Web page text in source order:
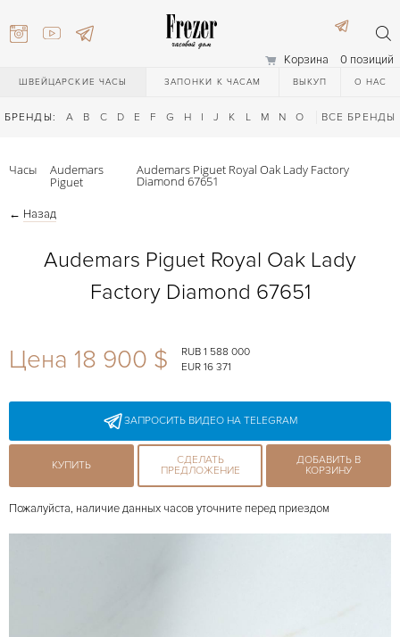
Корзина 0 позиций
ШВЕЙЦАРСКИЕ ЧАСЫ ЗАПОНКИ К ЧАСАМ ВЫКУП О НАС
БРЕНДЫ: A B C D E F G H I J K L M N O Q R S T
ВСЕ БРЕНДЫ
27-44
Часы Audemars
Piguet
Audemars Piguet Royal Oak Lady Factory
Diamond 67651
← Назад
Audemars Piguet Royal Oak Lady
Factory Diamond 67651
Цена 18 900 $
RUB 1 588 000
EUR 16 371
ЗАПРОСИТЬ ВИДЕО НА TELEGRAM
КУПИТЬ
СДЕЛАТЬ
ПРЕДЛОЖЕНИЕ
ДОБАВИТЬ В
КОРЗИНУ
Пожалуйста, наличие данных часов уточните перед приездом